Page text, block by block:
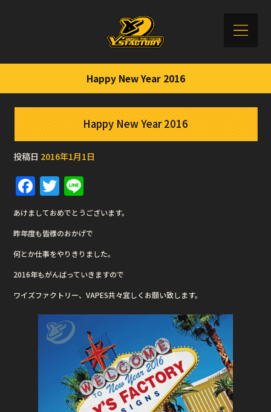
Happy New Year 2016
Happy New Year 2016
投稿日 2016年1月1日
F
a
c
e
b
o
o
k
T
w
it
te
r
n
e
あけましておめでとうございます。
昨年度も皆様のおかげで
何とか仕事をやりきりました。
2016年もがんばっていきますので
ワイズファクトリー、VAPES共々宜しくお願い致します。